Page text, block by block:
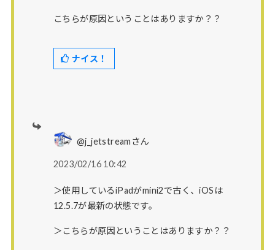
こちらが原因ということはありますか？？
ナイス！
@j_jetstreamさん
2023/02/16 10:42
＞使用しているiPadがmini2で古く、iOSは
12.5.7が最新の状態です。
＞こちらが原因ということはありますか？？